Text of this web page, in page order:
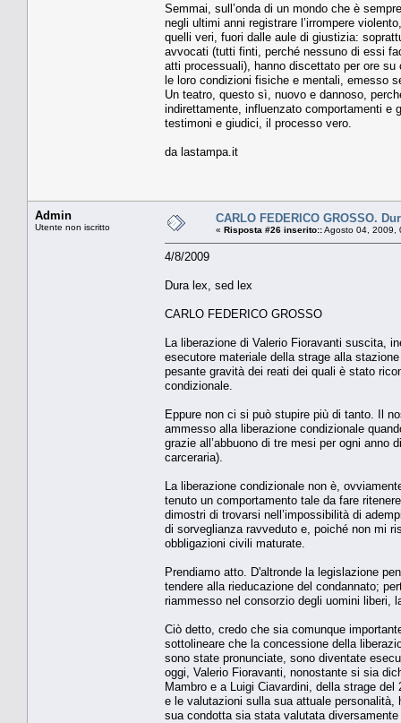
Semmai, sull’onda di un mondo che è
negli ultimi anni registrare l’irrompere
quelli veri, fuori dalle aule di giustizia:
avvocati (tutti finti, perché nessuno di essi
atti processuali), hanno discettato per ore
le loro condizioni fisiche e mentali, emesso
Un teatro, questo sì, nuovo e dannoso,
indirettamente, influenzato comportamenti
testimoni e giudici, il processo vero.
da lastampa.it
Admin
Utente non iscritto
CARLO FEDERICO GROSSO.
« Risposta #26 inserito::Agosto 04, 2009,
4/8/2009
Dura lex, sed lex
CARLO FEDERICO GROSSO
La liberazione di Valerio Fioravanti suscita,
esecutore materiale della strage alla
pesante gravità dei reati dei quali è stato
condizionale.
Eppure non ci si può stupire più di tanto. Il
ammesso alla liberazione condizionale
grazie all’abbuono di tre mesi per ogni anno
carceraria).
La liberazione condizionale non è,
tenuto un comportamento tale da fare
dimostri di trovarsi nell’impossibilità di
di sorveglianza ravveduto e, poiché non mi
obbligazioni civili maturate.
Prendiamo atto. D'altronde la legislazione
tendere alla rieducazione del condannato;
riammesso nel consorzio degli uomini liberi,
Ciò detto, credo che sia comunque
sottolineare che la concessione della
sono state pronunciate, sono diventate
oggi, Valerio Fioravanti, nonostante si sia
Mambro e a Luigi Ciavardini, della strage
e le valutazioni sulla sua attuale
sua condotta sia stata valutata diversamente